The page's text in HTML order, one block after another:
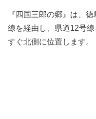
『四国三郎の郷』は、
線を経由し、県道12号
すぐ北側に位置します。